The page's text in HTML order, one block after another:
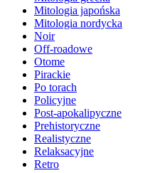
Mitologia japońska
Mitologia nordycka
Noir
Off-roadowe
Otome
Pirackie
Po torach
Policyjne
Post-apokalipyczne
Prehistoryczne
Realistyczne
Relaksacyjne
Retro